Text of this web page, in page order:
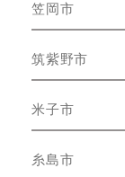
笠岡市
筑紫野市
米子市
糸島市